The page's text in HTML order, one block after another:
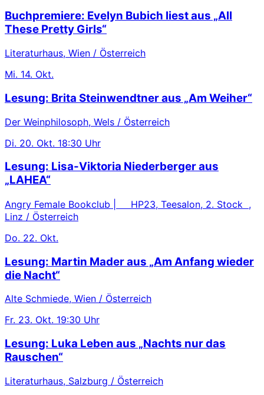
Buchpremiere: Evelyn Bubich liest aus „All
These Pretty Girls“
Literaturhaus, Wien / Österreich
Mi. 14. Okt.
Lesung: Brita Steinwendtner aus „Am Weiher“
Der Weinphilosoph, Wels / Österreich
Di. 20. Okt. 18:30 Uhr
Lesung: Lisa-Viktoria Niederberger aus
„LAHEA“
Angry Female Bookclub | HP23, Teesalon, 2. Stock ,
Linz / Österreich
Do. 22. Okt.
Lesung: Martin Mader aus „Am Anfang wieder
die Nacht“
Alte Schmiede, Wien / Österreich
Fr. 23. Okt. 19:30 Uhr
Lesung: Luka Leben aus „Nachts nur das
Rauschen“
Literaturhaus, Salzburg / Österreich